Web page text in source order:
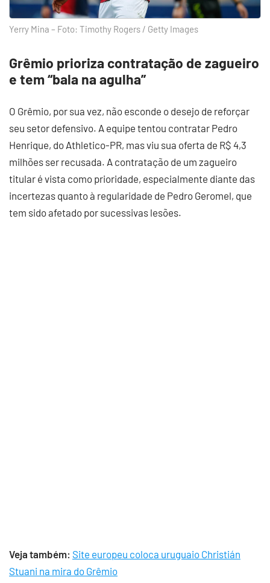
Yerry Mina – Foto: Timothy Rogers / Getty Images
Grêmio prioriza contratação de zagueiro
e tem “bala na agulha”
O Grêmio, por sua vez, não esconde o desejo de reforçar
seu setor defensivo. A equipe tentou contratar Pedro
Henrique, do Athletico-PR, mas viu sua oferta de R$ 4,3
milhões ser recusada. A contratação de um zagueiro
titular é vista como prioridade, especialmente diante das
incertezas quanto à regularidade de Pedro Geromel, que
tem sido afetado por sucessivas lesões.
Veja também: Site europeu coloca uruguaio Christián
Stuani na mira do Grêmio